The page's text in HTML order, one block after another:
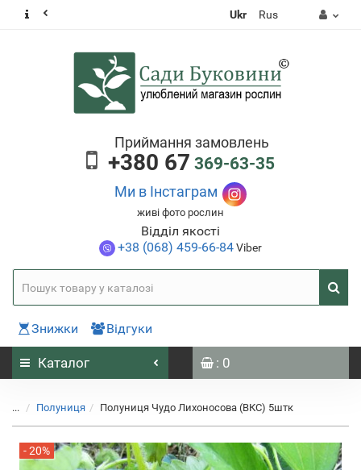
Ukr Rus
Приймання замовлень
+380 67 369-63-35
Ми в Інстаграм
живі фото рослин
Відділ якості
+38 (068) 459-66-84Viber
Знижки Відгуки
Каталог : 0
... Полуниця Полуниця Чудо Лихоносова (ВКС) 5штк
- 20%